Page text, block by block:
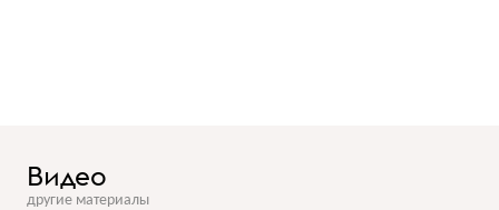
Видео
другие материалы